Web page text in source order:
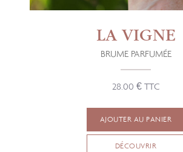
LA VIGNE
BRUME PARFUMÉE
28.00 € TTC
AJOUTER AU PANIER
DÉCOUVRIR